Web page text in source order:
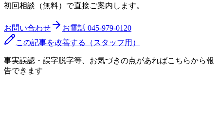
初回相談（無料）で直接ご案内します。
お問い合わせ お電話 045-979-0120
この記事を改善する（スタッフ用）
事実誤認・誤字脱字等、お気づきの点があればこちらから報
告できます